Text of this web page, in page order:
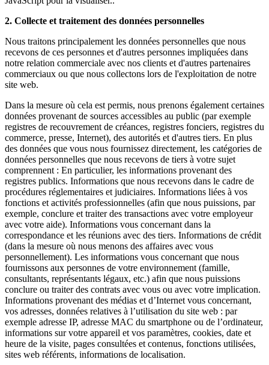
2. Collecte et traitement des données personnelles
Nous traitons principalement les données personnelles que nous
recevons de ces personnes et d'autres personnes impliquées dans
notre relation commerciale avec nos clients et d'autres partenaires
commerciaux ou que nous collectons lors de l'exploitation de notre
site web.
Dans la mesure où cela est permis, nous prenons également certaines
données provenant de sources accessibles au public (par exemple
registres de recouvrement de créances, registres fonciers, registres du
commerce, presse, Internet), des autorités et d'autres tiers. En plus
des données que vous nous fournissez directement, les catégories de
données personnelles que nous recevons de tiers à votre sujet
comprennent : En particulier, les informations provenant des
registres publics. Informations que nous recevons dans le cadre de
procédures réglementaires et judiciaires. Informations liées à vos
fonctions et activités professionnelles (afin que nous puissions, par
exemple, conclure et traiter des transactions avec votre employeur
avec votre aide). Informations vous concernant dans la
correspondance et les réunions avec des tiers. Informations de crédit
(dans la mesure où nous menons des affaires avec vous
personnellement). Les informations vous concernant que nous
fournissons aux personnes de votre environnement (famille,
consultants, représentants légaux, etc.) afin que nous puissions
conclure ou traiter des contrats avec vous ou avec votre implication.
Informations provenant des médias et d’Internet vous concernant,
vos adresses, données relatives à l’utilisation du site web : par
exemple adresse IP, adresse MAC du smartphone ou de l’ordinateur,
informations sur votre appareil et vos paramètres, cookies, date et
heure de la visite, pages consultées et contenus, fonctions utilisées,
sites web référents, informations de localisation.